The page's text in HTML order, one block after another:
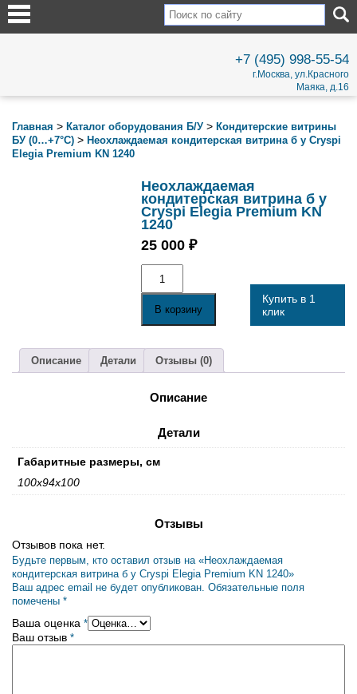
+7 (495) 998-55-54
г.Москва, ул.Красного
Маяка, д.16
Главная > Каталог оборудования Б/У > Кондитерские витрины
БУ (0…+7°С) > Неохлаждаемая кондитерская витрина б у Cryspi
Elegia Premium KN 1240
Неохлаждаемая
кондитерская витрина б у
Cryspi Elegia Premium KN
1240
25 000₽
товара
Неохлаждаемая
кондитерская
у
Cryspi
Elegia
KN
В корзину
Купить в 1
клик
Описание Детали Отзывы (0)
Описание
Детали
Габаритные размеры, см
100х94х100
Отзывы
Отзывов пока нет.
Будьте первым, кто оставил отзыв на «Неохлаждаемая
кондитерская витрина б у Cryspi Elegia Premium KN 1240»
Ваш адрес email не будет опубликован. Обязательные поля
помечены *
Ваша оценка *
Ваш отзыв *